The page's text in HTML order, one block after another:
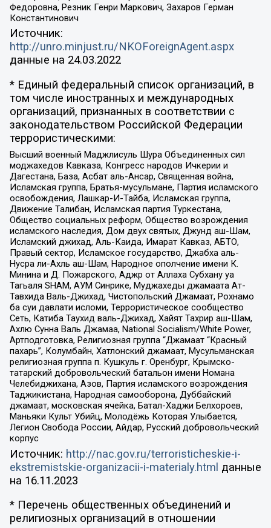
Федоровна, Резник Генри Маркович, Захаров Герман
Константинович
Источник:
http://unro.minjust.ru/NKOForeignAgent.aspx
данные на 24.03.2022
* Единый федеральный список организаций, в
том числе иностранных и международных
организаций, признанных в соответствии с
законодательством Российской Федерации
террористическими:
Высший военный Маджлисуль Шура Объединенных сил
моджахедов Кавказа, Конгресс народов Ичкерии и
Дагестана, База, Асбат аль-Ансар, Священная война,
Исламская группа, Братья-мусульмане, Партия исламского
освобождения, Лашкар-И-Тайба, Исламская группа,
Движение Талибан, Исламская партия Туркестана,
Общество социальных реформ, Общество возрождения
исламского наследия, Дом двух святых, Джунд аш-Шам,
Исламский джихад, Аль-Каида, Имарат Кавказ, АБТО,
Правый сектор, Исламское государство, Джабха аль-
Нусра ли-Ахль аш-Шам, Народное ополчение имени К.
Минина и Д. Пожарского, Аджр от Аллаха Субхану уа
Тагьаля SHAM, АУМ Синрике, Муджахеды джамаата Ат-
Тавхида Валь-Джихад, Чистопольский Джамаат, Рохнамо
ба суи давлати исломи, Террористическое сообщество
Сеть, Катиба Таухид валь-Джихад, Хайят Тахрир аш-Шам,
Ахлю Сунна Валь Джамаа, National Socialism/White Power,
Артподготовка, Религиозная группа “Джамаат “Красный
пахарь”, Колумбайн, Хатлонский джамаат, Мусульманская
религиозная группа п. Кушкуль г. Оренбург, Крымско-
татарский добровольческий батальон имени Номана
Челебиджихана, Азов, Партия исламского возрождения
Таджикистана, Народная самооборона, Дуббайский
джамаат, московская ячейка, Батал-Хаджи Белхороев,
Маньяки Культ Убийц, Молодёжь Которая Улыбается,
Легион Свобода России, Айдар, Русский добровольческий
корпус
Источник: http://nac.gov.ru/terroristicheskie-i-
ekstremistskie-organizacii-i-materialy.html данные
на 16.11.2023
* Перечень общественных объединений и
религиозных организаций в отношении